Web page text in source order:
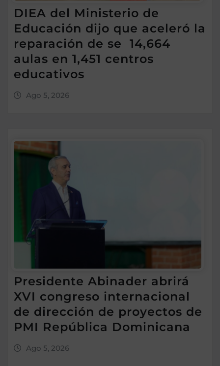
DIEA del Ministerio de
Educación dijo que aceleró la
reparación de se 14,664
aulas en 1,451 centros
educativos
Ago 5, 2026
Presidente Abinader abrirá
XVI congreso internacional
de dirección de proyectos de
PMI República Dominicana
Ago 5, 2026